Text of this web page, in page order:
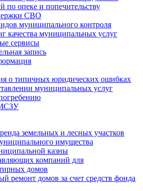
по опеке и попечительству
СВО
муниципального контроля
качества муниципальных услуг
сервисы
запись
о типичных юридических ошибках
муниципальных услуг
земельных и лесных участков
имущества
казны
компаний для
домов
ремонт домов за счет средств фонда